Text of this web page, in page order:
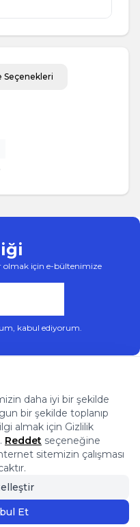
Seçenekleri
olmak için e-bültenimize
kabul ediyorum.
daha iyi bir şekilde
bir şekilde toplanıp
almak için Gizlilik
Reddet seçeneğine
sitemizin çalışması
Et